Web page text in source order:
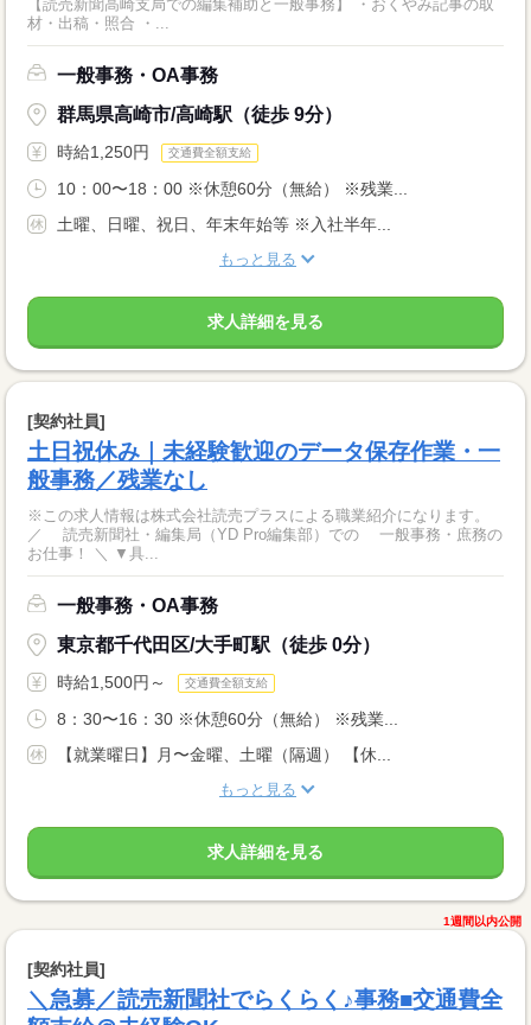
【読売新聞高崎支局での編集補助と一般事務】 ・おくやみ記事の取
材・出稿・照合 ・...
一般事務・OA事務
群馬県高崎市/高崎駅（徒歩 9分）
時給1,250円 交通費全額支給
10：00〜18：00 ※休憩60分（無給） ※残業...
土曜、日曜、祝日、年末年始等 ※入社半年...
もっと見る
求人詳細を見る
[契約社員]
土日祝休み｜未経験歓迎のデータ保存作業・一
般事務／残業なし
※この求人情報は株式会社読売プラスによる職業紹介になります。
／ 読売新聞社・編集局（YD Pro編集部）での 一般事務・庶務の
お仕事！ ＼ ▼具...
一般事務・OA事務
東京都千代田区/大手町駅（徒歩 0分）
時給1,500円～ 交通費全額支給
8：30〜16：30 ※休憩60分（無給） ※残業...
【就業曜日】月〜金曜、土曜（隔週） 【休...
もっと見る
求人詳細を見る
1週間以内公開
[契約社員]
＼急募／読売新聞社でらくらく♪事務■交通費全